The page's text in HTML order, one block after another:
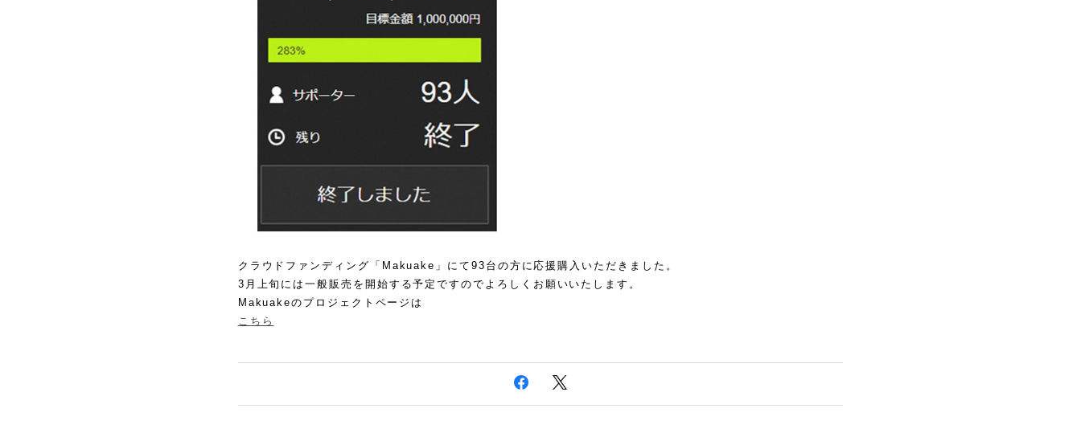
クラウドファンディング「Makuake」にて93台の方に応援購入いただきました。
3月上旬には一般販売を開始する予定ですのでよろしくお願いいたします。
Makuakeのプロジェクトページは
こちら